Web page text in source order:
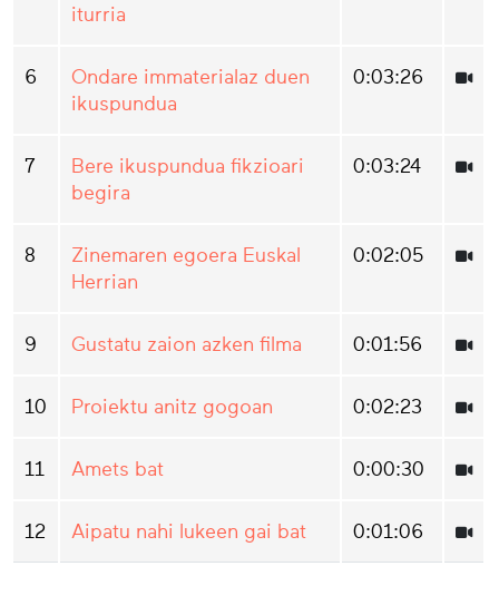
iturria
6
Ondare immaterialaz duen
ikuspundua
0:03:26
7
Bere ikuspundua fikzioari
begira
0:03:24
8
Zinemaren egoera Euskal
Herrian
0:02:05
9 Gustatu zaion azken filma 0:01:56
10 Proiektu anitz gogoan 0:02:23
11 Amets bat 0:00:30
12 Aipatu nahi lukeen gai bat 0:01:06